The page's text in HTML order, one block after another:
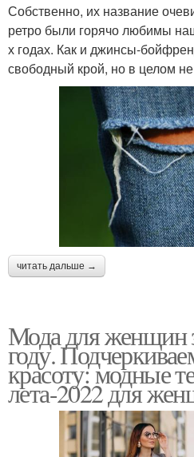
Собственно, их название
ретро были горячо любимы
х годах. Как и джинсы-
свободный крой, но в целом
читать дальше →
Мода для женщин
году.
красоту: модные
лета-2022 для